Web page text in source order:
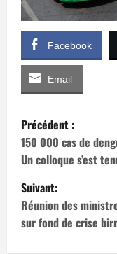
Facebook
Email
N
a
v
i
g
Précédent :
150 000 cas de
Un colloque s’est
Suivant:
Réunion des
sur fond de crise